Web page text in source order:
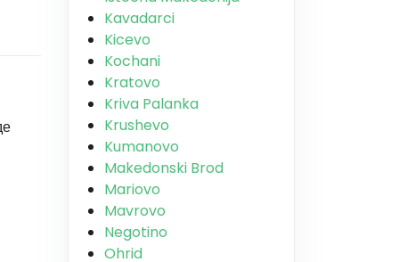
Kavadarci
Kicevo
Kochani
Kratovo
Kriva Palanka
Krushevo
Kumanovo
Makedonski Brod
Mariovo
Mavrovo
Negotino
Ohrid